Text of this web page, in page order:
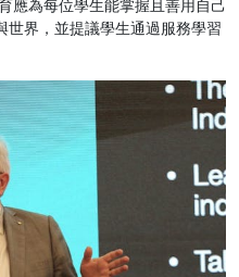
應為每位學生能掌握且善用自己
世界，並提議學生通過服務學習